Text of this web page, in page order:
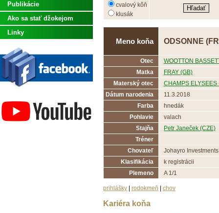
cvalový kôň
klusák
Meno koňa ODSONNE
Otec
WOOTTON
Matka
FRAY (GB)
Materský otec
CHAMPS ELYSEES
Dátum narodenia
11.3.2018
Farba
hnedák
Pohlavie
valach
Stajňa
Petr Janeček (CZE)
Tréner
Chovateľ
Johayro
Klasifikácia
k registrácii
Plemeno
A 1/1
prihlášky rodokmeň chov
Kariéra koňa
Publikácie
Ako sa stať džokejom
Linky